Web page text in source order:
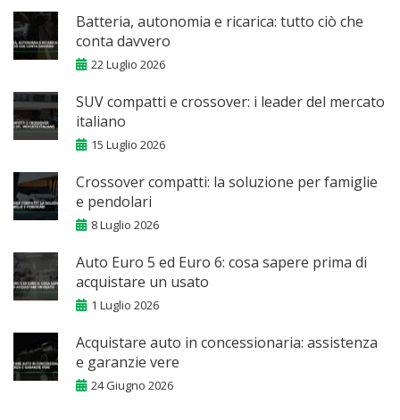
Batteria, autonomia e ricarica: tutto ciò che
conta davvero
22 Luglio 2026
SUV compatti e crossover: i leader del mercato
italiano
15 Luglio 2026
Crossover compatti: la soluzione per famiglie
e pendolari
8 Luglio 2026
Auto Euro 5 ed Euro 6: cosa sapere prima di
acquistare un usato
1 Luglio 2026
Acquistare auto in concessionaria: assistenza
e garanzie vere
24 Giugno 2026